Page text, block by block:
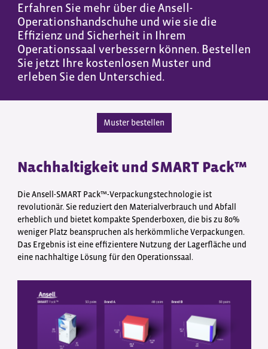
Erfahren Sie mehr über die Ansell-
Operationshandschuhe und wie sie die
Effizienz und Sicherheit in Ihrem
Operationssaal verbessern können. Bestellen
Sie jetzt Ihre kostenlosen Muster und
erleben Sie den Unterschied.
Muster bestellen
Nachhaltigkeit und SMART Pack™
Die Ansell-SMART Pack™-Verpackungstechnologie ist
revolutionär. Sie reduziert den Materialverbrauch und Abfall
erheblich und bietet kompakte Spenderboxen, die bis zu 80%
weniger Platz beanspruchen als herkömmliche Verpackungen.
Das Ergebnis ist eine effizientere Nutzung der Lagerfläche und
eine nachhaltige Lösung für den Operationssaal.